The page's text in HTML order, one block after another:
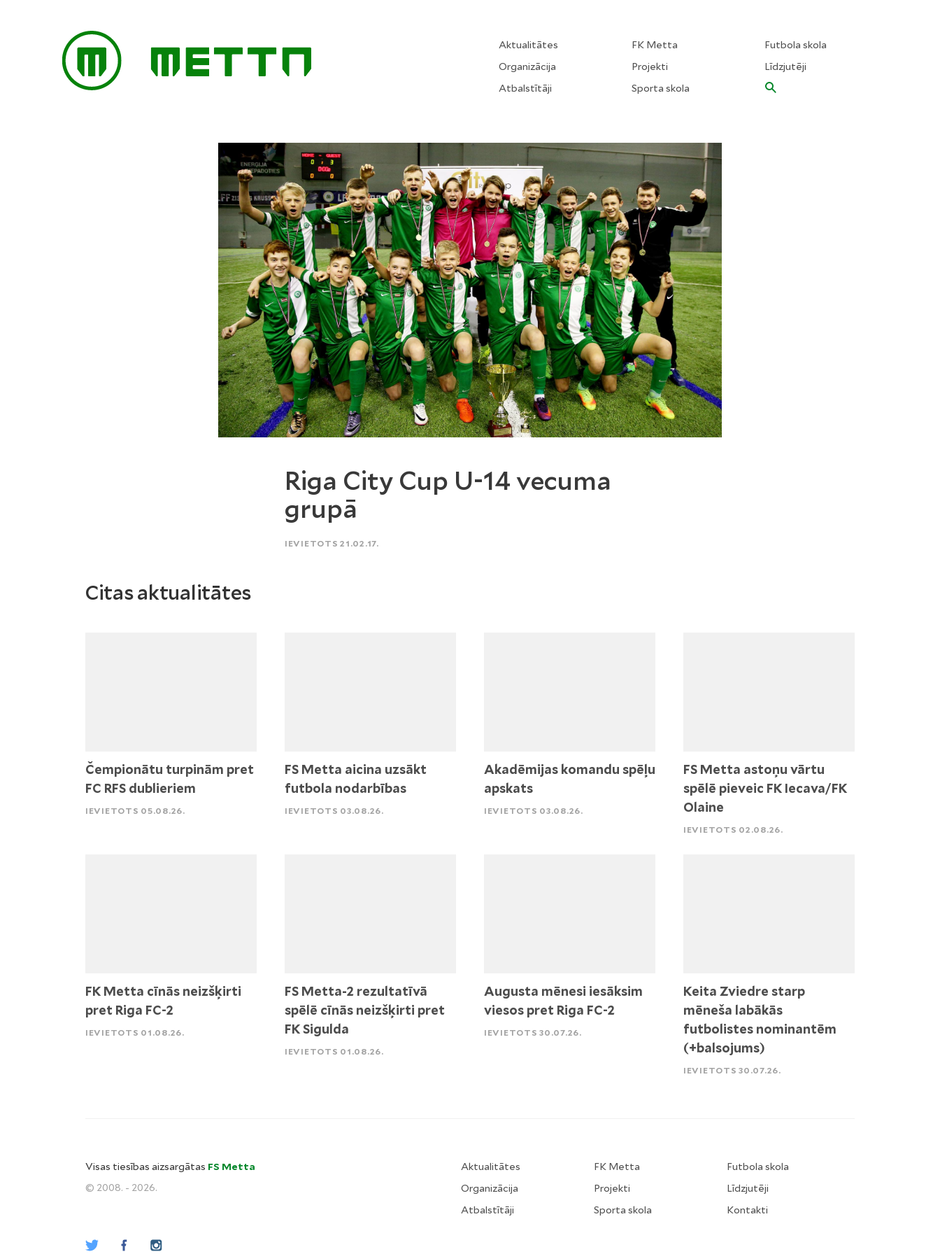
Aktualitātes
Organizācija
Atbalstītāji
FK Metta
Projekti
Sporta skola
Futbola skola
Līdzjutēji
Riga City Cup U-14 vecuma
grupā
IEVIETOTS 21.02.17.
Citas aktualitātes
Čempionātu turpinām pret
FC RFS dublieriem
IEVIETOTS 05.08.26.
FS Metta aicina uzsākt
futbola nodarbības
IEVIETOTS 03.08.26.
Akadēmijas komandu spēļu
apskats
IEVIETOTS 03.08.26.
FS Metta astoņu vārtu
spēlē pieveic FK Iecava/FK
Olaine
IEVIETOTS 02.08.26.
FK Metta cīnās neizšķirti
pret Riga FC-2
IEVIETOTS 01.08.26.
FS Metta-2 rezultatīvā
spēlē cīnās neizšķirti pret
FK Sigulda
IEVIETOTS 01.08.26.
Augusta mēnesi iesāksim
viesos pret Riga FC-2
IEVIETOTS 30.07.26.
Keita Zviedre starp
mēneša labākās
futbolistes nominantēm
(+balsojums)
IEVIETOTS 30.07.26.
Visas tiesības aizsargātas FS Metta
© 2008. - 2026.
Aktualitātes
Organizācija
Atbalstītāji
FK Metta
Projekti
Sporta skola
Futbola skola
Līdzjutēji
Kontakti